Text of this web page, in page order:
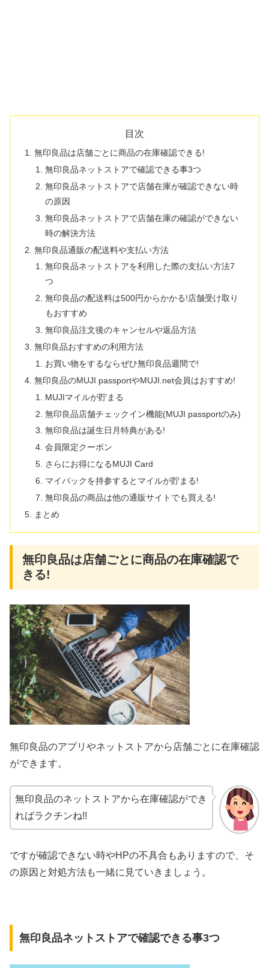
目次
無印良品は店舗ごとに商品の在庫確認できる!
無印良品ネットストアで確認できる事3つ
無印良品ネットストアで店舗在庫が確認できない時
の原因
無印良品ネットストアで店舗在庫の確認ができない
時の解決方法
無印良品通販の配送料や支払い方法
無印良品ネットストアを利用した際の支払い方法7
つ
無印良品の配送料は500円からかかる!店舗受け取り
もおすすめ
無印良品注文後のキャンセルや返品方法
無印良品おすすめの利用方法
お買い物をするならぜひ無印良品週間で!
無印良品のMUJI passportやMUJI.net会員はおすすめ!
MUJIマイルが貯まる
無印良品店舗チェックイン機能(MUJI passportのみ)
無印良品は誕生日月特典がある!
会員限定クーポン
さらにお得になるMUJI Card
マイバックを持参するとマイルが貯まる!
無印良品の商品は他の通販サイトでも買える!
まとめ
無印良品は店舗ごとに商品の在庫確認で
きる!
無印良品のアプリやネットストアから店舗ごとに在庫確認
ができます。
無印良品のネットストアから在庫確認ができ
ればラクチンね!!
ですが確認できない時やHPの不具合もありますので、そ
の原因と対処方法も一緒に見ていきましょう。
無印良品ネットストアで確認できる事3つ